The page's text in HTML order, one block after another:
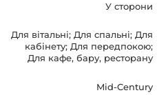
дизайном, і ви не
У сторони
Для вітальні; Для спальні; Для
кабінету; Для передпокою;
Для кафе, бару, ресторану
Mid-Century